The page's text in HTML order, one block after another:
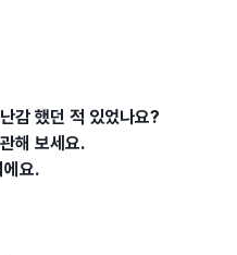
감 했던 적 있었나요?
해 보세요.
에요.